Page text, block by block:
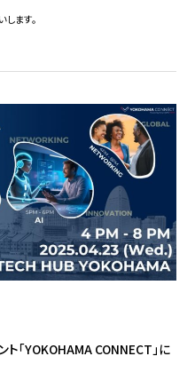
します。
「YOKOHAMA CONNECT」に